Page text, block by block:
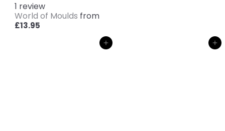
1 review
World of Moulds from
£13.95
Aggiungi al carrello Aggiungi al carrello